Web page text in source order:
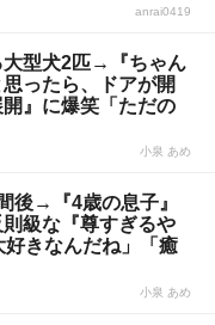
anrai0419
大型犬2匹→『ちゃん
ったら、ドアが開
』に爆笑「ただの
小泉 あめ
後→『4歳の息子』
級な『尊すぎるや
好きなんだね」「癒
小泉 あめ